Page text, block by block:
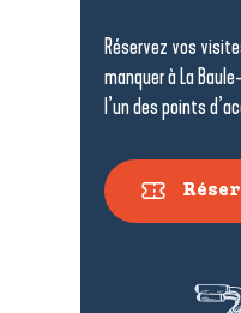
Une
plages, ses
Lire
Réservez vos
manquer à La
l’un des points